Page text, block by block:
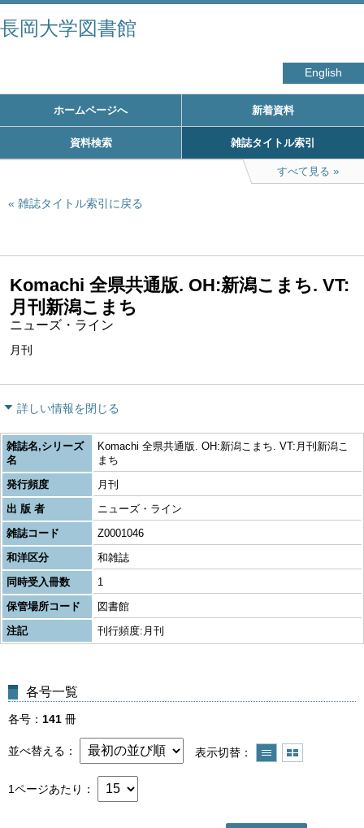
長岡大学図書館
English
ホームページへ 新着資料
資料検索 雑誌タイトル索引
すべて見る
雑誌タイトル索引に戻る
Komachi 全県共通版. OH:新潟こまち. VT:
月刊新潟こまち
ニューズ・ライン
月刊
詳しい情報を閉じる
雑誌名,シリーズ
名
Komachi 全県共通版. OH:新潟こまち. VT:月刊新潟こ
まち
発行頻度
月刊
出 版 者
ニューズ・ライン
雑誌コード
Z0001046
和洋区分
和雑誌
同時受入冊数
1
保管場所コード
図書館
注記
刊行頻度:月刊
各号一覧
各号 141 冊
並べ替える 表示切替
1ページあたり